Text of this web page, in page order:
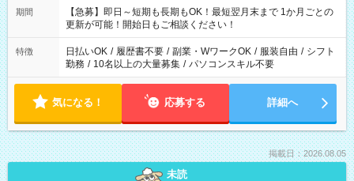
期間
【急募】即日～短期も長期もOK！最短翌月末まで 1か月ごとの
更新が可能！開始日もご相談ください！
特徴 日払いOK / 履歴書不要 / 副業・WワークOK / 服装自由 / シフト
勤務 / 10名以上の大量募集 / パソコンスキル不要
気になる！ 応募する 詳細へ
掲載日：2026.08.05
未読